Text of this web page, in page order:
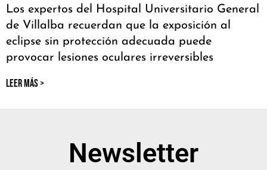
Los expertos del Hospital Universitario General
de Villalba recuerdan que la exposición al
eclipse sin protección adecuada puede
provocar lesiones oculares irreversibles
LEER MÁS >
Newsletter